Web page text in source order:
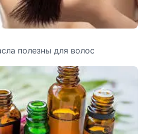
полезны для волос